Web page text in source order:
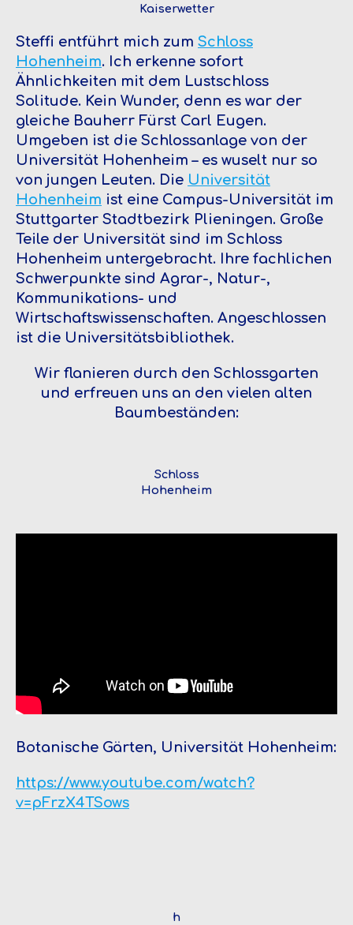
Kaiserwetter
Steffi entführt mich zum Schloss
Hohenheim. Ich erkenne sofort
Ähnlichkeiten mit dem Lustschloss
Solitude. Kein Wunder, denn es war der
gleiche Bauherr Fürst Carl Eugen.
Umgeben ist die Schlossanlage von der
Universität Hohenheim – es wuselt nur so
von jungen Leuten. Die Universität
Hohenheim ist eine Campus-Universität im
Stuttgarter Stadtbezirk Plieningen. Große
Teile der Universität sind im Schloss
Hohenheim untergebracht. Ihre fachlichen
Schwerpunkte sind Agrar-, Natur-,
Kommunikations- und
Wirtschaftswissenschaften. Angeschlossen
ist die Universitätsbibliothek.
Wir flanieren durch den Schlossgarten
und erfreuen uns an den vielen alten
Baumbeständen:
Schloss
Hohenheim
Botanische Gärten, Universität Hohenheim:
https://www.youtube.com/watch?
v=pFrzX4TSows
h